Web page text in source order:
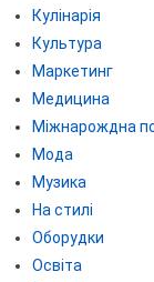
Кулінарія
Культура
Маркетинг
Медицина
Міжнарождна
Мода
Музика
На стилі
Оборудки
Освіта